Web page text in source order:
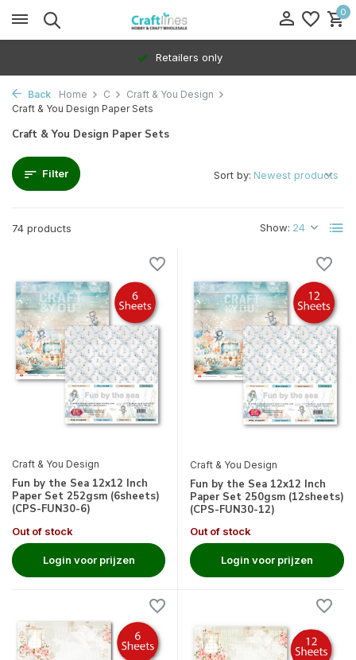
0
Retailers only
Back Home C
Craft & You Design
Craft & You Design Paper Sets
Craft & You Design Paper Sets
Filter
74 products Show:
Sort by:
Craft & You Design
Fun by the Sea 12x12 Inch
Paper Set 252gsm (6sheets)
(CPS-FUN30-6)
Out of stock
Login voor prijzen
Craft & You Design
Fun by the Sea 12x12 Inch
Paper Set 250gsm (12sheets)
(CPS-FUN30-12)
Out of stock
Login voor prijzen